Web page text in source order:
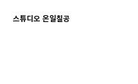
스튜디오 온일칠공